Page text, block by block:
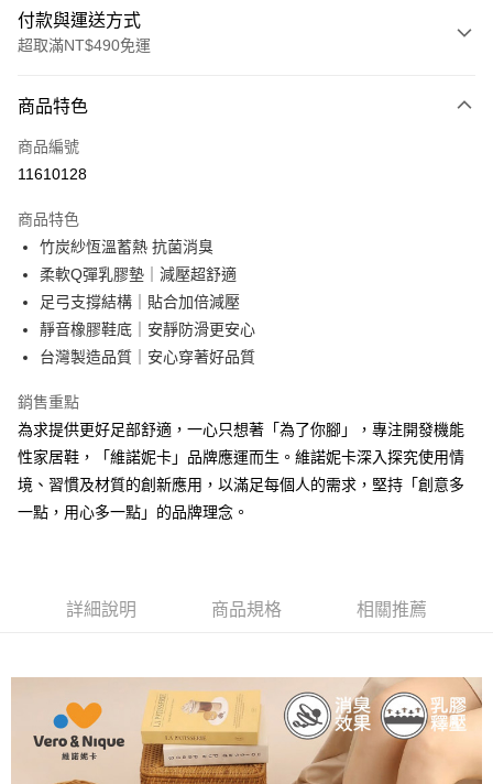
付款與運送方式
超取滿NT$490免運
信用卡一次付款
超商取貨付款
Apple Pay
街口支付
悠遊付
Google Pay
AFTEE先享後付
相關說明
【關於「AFTEE先享後付」】
AFTEE先享後付是「在收到商品之後才付款」的支付方式。 讓您購物簡單
便利好安心！
１．簡單：不需註冊會員、不需綁卡、不需儲值。
１．於結帳方式選擇「AFTEE先享後付」後，將跳轉至「AFTEE先享後付」
３．收到繳費通知簡訊後14天內，點擊此簡訊中的連結，可透過四大超商／
ATM／網路銀行／等多元方式進行付款，方視為交易完成。
※ 請注意：結帳手續完成當下不需立刻繳費，但若您需要取消訂單，請聯絡
購買商品的店家。未經商家同意取消之訂單仍視為有效，需透過AFTEE先享
後付繳納相關費用。
※ 交易是否成功請以「AFTEE先享後付 」之結帳頁面顯示為準，若有關於
7-11取貨付款
每筆NT$80，滿NT$490(含以上)免運費
商品特色
商品編號
11610128
商品特色
竹炭紗恆溫蓄熱 抗菌消臭
柔軟Q彈乳膠墊｜減壓超舒適
足弓支撐結構｜貼合加倍減壓
靜音橡膠鞋底｜安靜防滑更安心
台灣製造品質｜安心穿著好品質
銷售重點
為求提供更好足部舒適，一心只想著「為了你腳」，專注開發機能
性家居鞋，「維諾妮卡」品牌應運而生。維諾妮卡深入探究使用情
境、習慣及材質的創新應用，以滿足每個人的需求，堅持「創意多
一點，用心多一點」的品牌理念。
詳細說明 商品規格 相關推薦